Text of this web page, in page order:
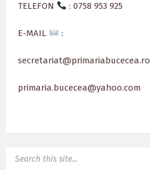
TELEFON : 0758 953 925
E-MAIL :
secretariat@primariabucecea.ro
primaria.bucecea@yahoo.com